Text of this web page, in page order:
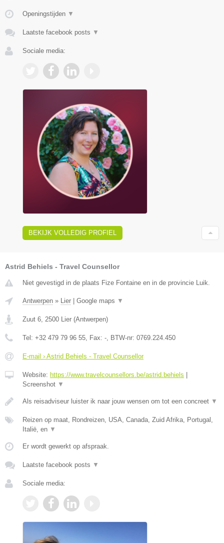
Openingstijden ▼
Laatste facebook posts ▼
Sociale media:
BEKIJK VOLLEDIG PROFIEL
Astrid Behiels - Travel Counsellor
Niet gevestigd in de plaats Fize Fontaine en in de provincie Luik.
Antwerpen » Lier Google maps ▼
Zuut 6 2500 Lier (Antwerpen)
Tel: +32 479 79 96 55 , Fax: - , BTW-nr: 0769.224.450
E-mail › Astrid Behiels - Travel Counsellor
Website: https://www.travelcounsellors.be/astrid.behiels
Screenshot ▼
Als reisadviseur luister ik naar jouw wensen om tot een concreet ▼
Reizen op maat, Rondreizen, USA, Canada, Zuid Afrika, Portugal,
Italië, en ▼
Er wordt gewerkt op afspraak.
Laatste facebook posts ▼
Sociale media: